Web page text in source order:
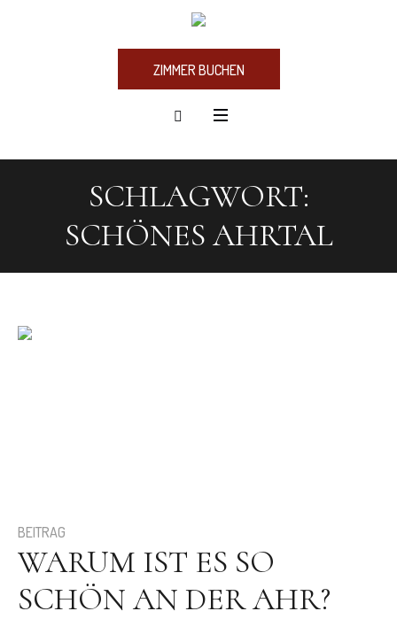
ZIMMER BUCHEN
SCHLAGWORT:
SCHÖNES AHRTAL
BEITRAG
WARUM IST ES SO
SCHÖN AN DER AHR?